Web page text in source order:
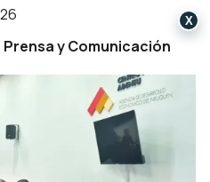
y Comunicación
X